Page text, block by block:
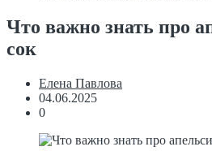
Что важно знать про
сок
Елена Павлова
04.06.2025
0